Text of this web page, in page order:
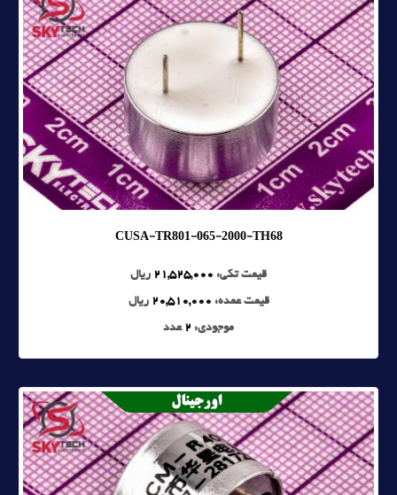
CUSA-TR801-065-2000-TH68
قیمت تکی: 21,525,000 ریال
قیمت عمده: 20,510,000 ریال
موجودی: 2 عدد